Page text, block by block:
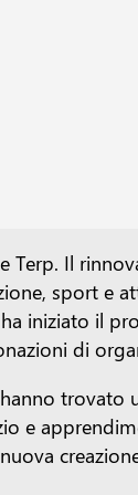
Terp. Il
sport e
iniziato il
di
trovato
e